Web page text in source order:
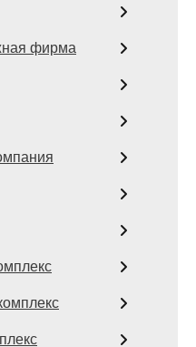
фирма